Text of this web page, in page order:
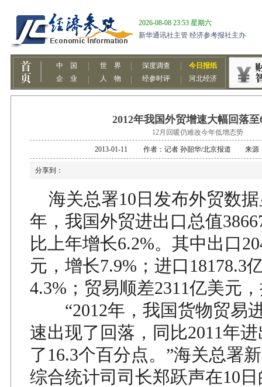
2012年我国外贸增速大幅回落
12月回暖仍难改今年低增态势
2013-01-11 作者：记者 孙韶华/北京报道 来源
分享到：
海关总署10日发布外贸数据
年，我国外贸进出口总值
比上年增长6.2%。其中出口
元，增长7.9%；进口18178.3
4.3%；贸易顺差2311亿美元
“2012年，我国货物贸易
速出现了回落，同比2011年
了16.3个百分点。”海关总署
综合统计司司长郑跃声在10